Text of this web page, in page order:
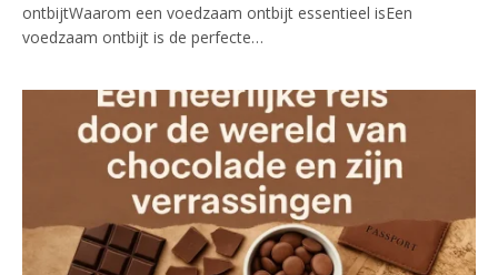
ontbijtWaarom een voedzaam ontbijt essentieel isEen
voedzaam ontbijt is de perfecte…